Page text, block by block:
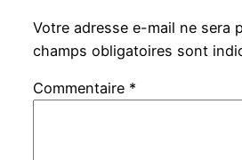
Votre adresse e-mail ne sera
champs obligatoires sont
Commentaire *